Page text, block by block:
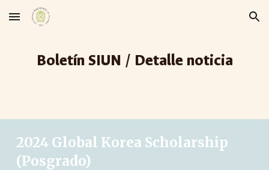
Skip to main content Skip to navigation
Boletín SIUN / Detalle noticia
2024 Global Korea Scholarship
(Posgrado)